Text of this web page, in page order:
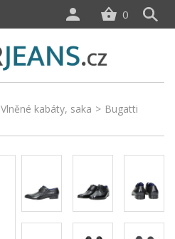
Vlněné kabáty, saka > Bugatti
0